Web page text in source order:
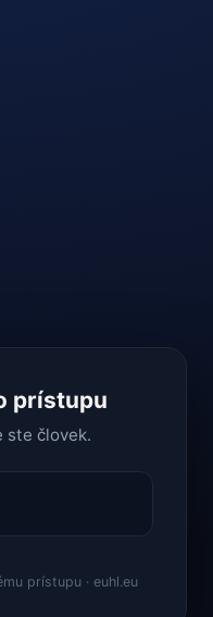
prístupu
ste človek.
prístupu · euhl.eu